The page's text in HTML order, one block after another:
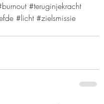
#teruginjekracht
#licht #zielsmissie